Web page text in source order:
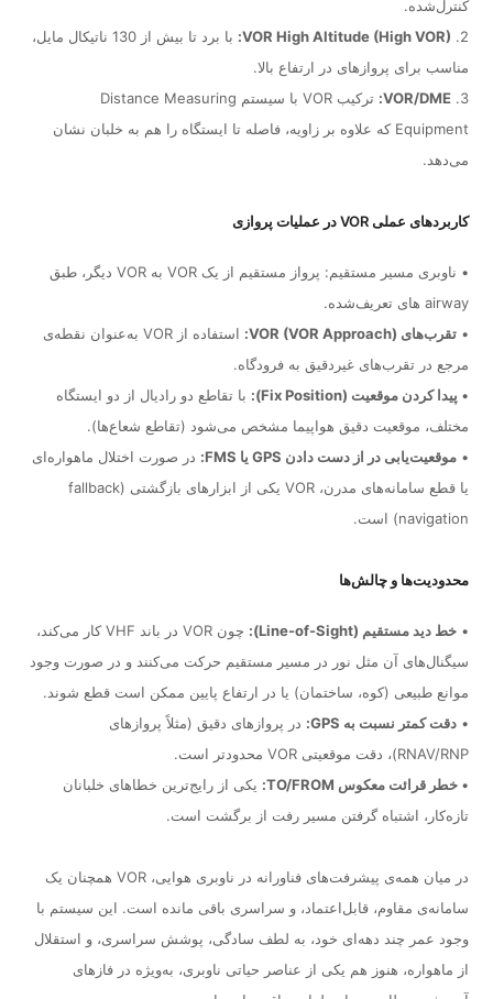
کنترل‌شده.
2.
VOR High Altitude (High VOR):
با برد تا بیش از 130 ناتیکال مایل،
مناسب برای پروازهای در ارتفاع بالا.
3.
VOR/DME:
ترکیب VOR با سیستم Distance Measuring
Equipment که علاوه بر زاویه، فاصله تا ایستگاه را هم به خلبان نشان
می‌دهد.
کاربردهای عملی VOR در عملیات پروازی
• ناوبری مسیر مستقیم: پرواز مستقیم از یک VOR به VOR دیگر، طبق
airway های تعریف‌شده.
•تقرب‌های VOR (VOR Approach):
استفاده از VOR به‌عنوان نقطه‌ی
مرجع در تقرب‌های غیردقیق به فرودگاه.
• پیدا کردن موقعیت (Fix Position):
با تقاطع دو رادیال از دو ایستگاه
مختلف، موقعیت دقیق هواپیما مشخص می‌شود (تقاطع شعاع‌ها).
•موقعیت‌یابی در از دست دادن GPS یا FMS:
در صورت اختلال ماهواره‌ای
یا قطع سامانه‌های مدرن، VOR یکی از ابزارهای بازگشتی (fallback
navigation) است.
محدودیت‌ها و چالش‌ها
•خط دید مستقیم (Line-of-Sight):
چون VOR در باند VHF کار می‌کند،
سیگنال‌های آن مثل نور در مسیر مستقیم حرکت می‌کنند و در صورت وجود
موانع طبیعی (کوه، ساختمان) یا در ارتفاع پایین ممکن است قطع شوند.
•دقت کمتر نسبت به GPS:
در پروازهای دقیق (مثلاً پروازهای
RNAV/RNP)، دقت موقعیتی VOR محدودتر است.
• خطر قرائت معکوس TO/FROM:
یکی از رایج‌ترین خطاهای خلبانان
تازه‌کار، اشتباه گرفتن مسیر رفت از برگشت است.
در میان همه‌ی پیشرفت‌های فناورانه در ناوبری هوایی، VOR همچنان یک
سامانه‌ی مقاوم، قابل‌اعتماد، و سراسری باقی مانده است. این سیستم با
وجود عمر چند دهه‌ای خود، به لطف سادگی، پوشش سراسری، و استقلال
از ماهواره، هنوز هم یکی از عناصر حیاتی ناوبری، به‌ویژه در فازهای